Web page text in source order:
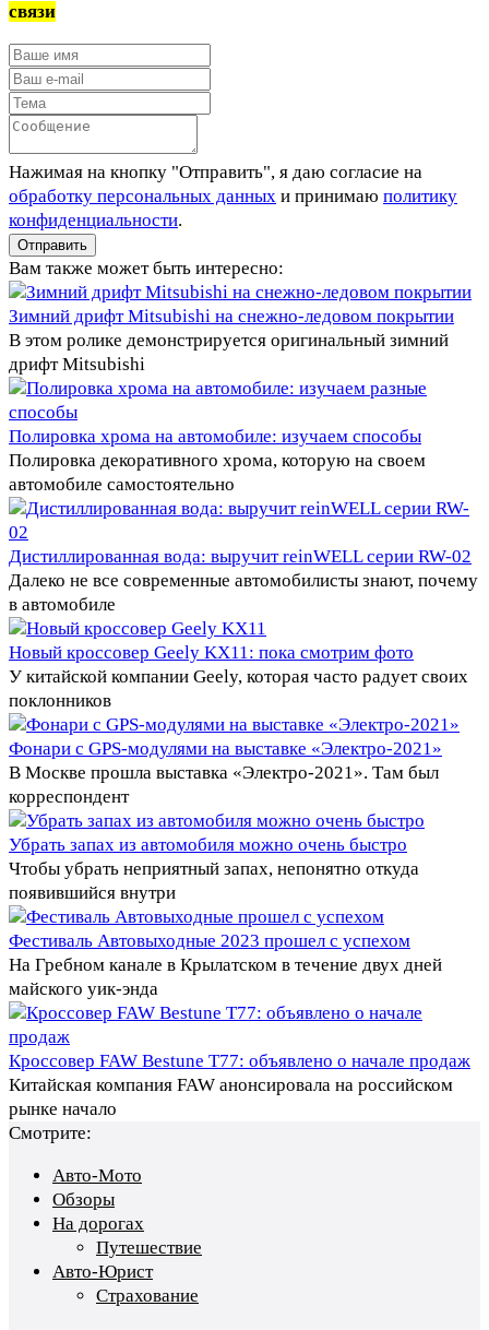
связи
Нажимая на кнопку "Отправить", я даю согласие на
обработку персональных данных и принимаю политику
конфиденциальности.
Отправить
Вам также может быть интересно:
Зимний дрифт Mitsubishi на снежно-ледовом покрытии
В этом ролике демонстрируется оригинальный зимний
дрифт Mitsubishi
Полировка хрома на автомобиле: изучаем способы
Полировка декоративного хрома, которую на своем
автомобиле самостоятельно
Дистиллированная вода: выручит reinWELL серии RW-02
Далеко не все современные автомобилисты знают, почему
в автомобиле
Новый кроссовер Geely KX11: пока смотрим фото
У китайской компании Geely, которая часто радует своих
поклонников
Фонари с GPS-модулями на выставке «Электро-2021»
В Москве прошла выставка «Электро-2021». Там был
корреспондент
Убрать запах из автомобиля можно очень быстро
Чтобы убрать неприятный запах, непонятно откуда
появившийся внутри
Фестиваль Автовыходные 2023 прошел с успехом
На Гребном канале в Крылатском в течение двух дней
майского уик-энда
Кроссовер FAW Bestune T77: объявлено о начале продаж
Китайская компания FAW анонсировала на российском
рынке начало
Смотрите:
Авто-Мото
Обзоры
На дорогах
Путешествие
Авто-Юрист
Страхование